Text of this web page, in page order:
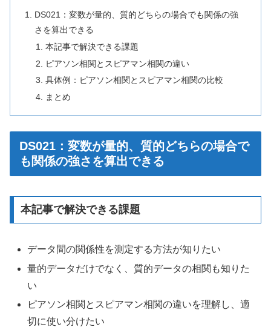
DS021：変数が量的、質的どちらの場合でも関係の強
さを算出できる
本記事で解決できる課題
ピアソン相関とスピアマン相関の違い
具体例：ピアソン相関とスピアマン相関の比較
まとめ
DS021：変数が量的、質的どちらの場合で
も関係の強さを算出できる
本記事で解決できる課題
データ間の関係性を測定する方法が知りたい
量的データだけでなく、質的データの相関も知りた
い
ピアソン相関とスピアマン相関の違いを理解し、適
切に使い分けたい